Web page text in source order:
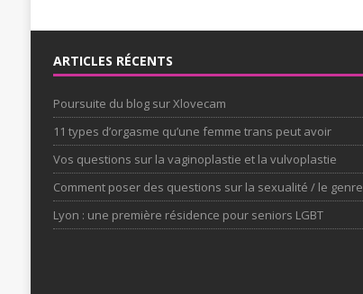
ARTICLES RÉCENTS
Poursuite du blog sur Xlovecam
11 types d’orgasme qu’une femme trans peut avoir
Vos questions sur la vaginoplastie et la vulvoplastie
Comment poser des questions sur la sexualité / le genre
Lyon : une première résidence pour seniors LGBT